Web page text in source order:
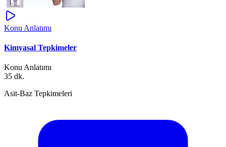
Konu Anlatımı
Kimyasal Tepkimeler
Konu Anlatımı
35 dk.
Asit-Baz Tepkimeleri